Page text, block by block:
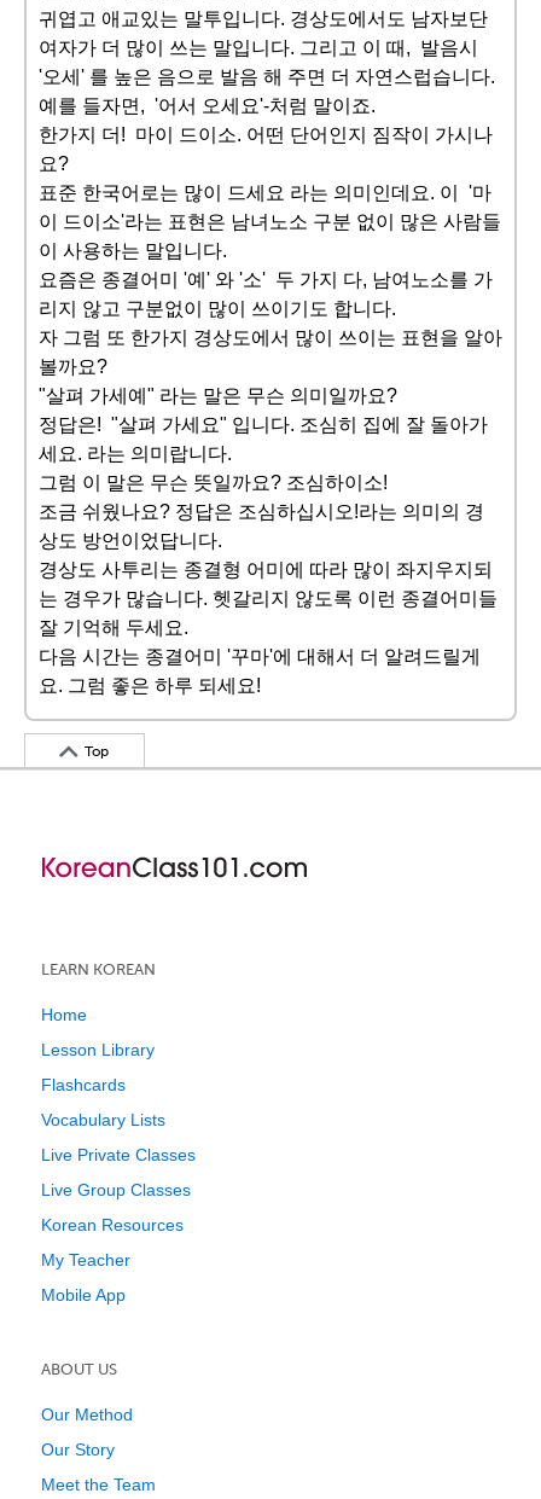
귀엽고 애교있는 말투입니다. 경상도에서도 남자보단
여자가 더 많이 쓰는 말입니다. 그리고 이 때, 발음시
'오세' 를 높은 음으로 발음 해 주면 더 자연스럽습니다.
예를 들자면, '어서 오세요'-처럼 말이죠.
한가지 더! 마이 드이소. 어떤 단어인지 짐작이 가시나
요?
표준 한국어로는 많이 드세요 라는 의미인데요. 이 '마
이 드이소'라는 표현은 남녀노소 구분 없이 많은 사람들
이 사용하는 말입니다.
요즘은 종결어미 '예' 와 '소' 두 가지 다, 남여노소를 가
리지 않고 구분없이 많이 쓰이기도 합니다.
자 그럼 또 한가지 경상도에서 많이 쓰이는 표현을 알아
볼까요?
"살펴 가세예" 라는 말은 무슨 의미일까요?
정답은! "살펴 가세요" 입니다. 조심히 집에 잘 돌아가
세요. 라는 의미랍니다.
그럼 이 말은 무슨 뜻일까요? 조심하이소!
조금 쉬웠나요? 정답은 조심하십시오!라는 의미의 경
상도 방언이었답니다.
경상도 사투리는 종결형 어미에 따라 많이 좌지우지되
는 경우가 많습니다. 헷갈리지 않도록 이런 종결어미들
잘 기억해 두세요.
다음 시간는 종결어미 '꾸마'에 대해서 더 알려드릴게
요. 그럼 좋은 하루 되세요!
Top
LEARN KOREAN
Home
Lesson Library
Flashcards
Vocabulary Lists
Live Private Classes
Live Group Classes
Korean Resources
My Teacher
Mobile App
ABOUT US
Our Method
Our Story
Meet the Team